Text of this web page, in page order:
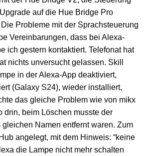
auf die Hue Bridge Pro
Probleme mit der Sprachsteuerung
Vereinbarungen, dass bei Alexa-
ich gestern kontaktiert. Telefonat hat
nichts unversucht gelassen. Skill
in der Alexa-App deaktiviert,
(Galaxy S24), wieder installiert,
das gleiche Problem wie von mikx
drin, beim Löschen musste der
Namen entfernt waren. Zum
angelegt, mit dem Hinweis: “keine
die Lampe nicht mehr schalten